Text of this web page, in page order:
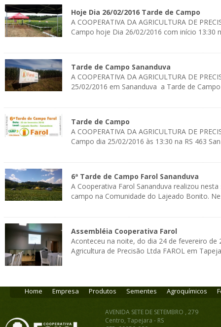
Hoje Dia 26/02/2016 Tarde de Campo
A COOPERATIVA DA AGRICULTURA DE
Campo hoje Dia 26/02/2016 com início 13:30
Tarde de Campo Sananduva
A COOPERATIVA DA AGRICULTURA DE
25/02/2016 em Sananduva a Tarde de
Tarde de Campo
A COOPERATIVA DA AGRICULTURA DE
Campo dia 25/02/2016 às 13:30 na RS 463
6ª Tarde de Campo Farol Sananduva
A Cooperativa Farol Sananduva realizou
campo na Comunidade do Lajeado Bonito.
Assembléia Cooperativa Farol
Aconteceu na noite, do dia 24 de fevereiro de
Agricultura de Precisão Ltda FAROL em
Home Empresa Produtos Sementes Agroquímicos
AVENIDA SETE DE SETEMBRO , 279
Centro, Tapejara - RS